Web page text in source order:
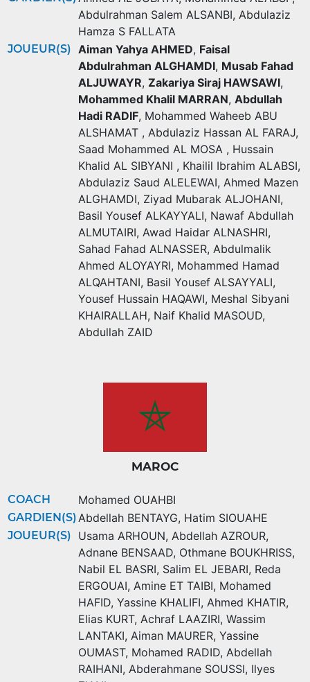
Abdulrahman Salem ALSANBI, Abdulaziz
Hamza S FALLATA
JOUEUR(S) Aiman Yahya AHMED, Faisal
Abdulrahman ALGHAMDI, Musab Fahad
ALJUWAYR, Zakariya Siraj HAWSAWI,
Mohammed Khalil MARRAN, Abdullah
Hadi RADIF, Mohammed Waheeb ABU
ALSHAMAT , Abdulaziz Hassan AL FARAJ,
Saad Mohammed AL MOSA , Hussain
Khalid AL SIBYANI , Khailil Ibrahim ALABSI,
Abdulaziz Saud ALELEWAI, Ahmed Mazen
ALGHAMDI, Ziyad Mubarak ALJOHANI,
Basil Yousef ALKAYYALI, Nawaf Abdullah
ALMUTAIRI, Awad Haidar ALNASHRI,
Sahad Fahad ALNASSER, Abdulmalik
Ahmed ALOYAYRI, Mohammed Hamad
ALQAHTANI, Basil Yousef ALSAYYALI,
Yousef Hussain HAQAWI, Meshal Sibyani
KHAIRALLAH, Naif Khalid MASOUD,
Abdullah ZAID
MAROC
COACH Mohamed OUAHBI
GARDIEN(S) Abdellah BENTAYG, Hatim SIOUAHE
JOUEUR(S) Usama ARHOUN, Abdellah AZROUR,
Adnane BENSAAD, Othmane BOUKHRISS,
Nabil EL BASRI, Salim EL JEBARI, Reda
ERGOUAI, Amine ET TAIBI, Mohamed
HAFID, Yassine KHALIFI, Ahmed KHATIR,
Elias KURT, Achraf LAAZIRI, Wassim
LANTAKI, Aiman MAURER, Yassine
OUMAST, Mohamed RADID, Abdellah
RAIHANI, Abderahmane SOUSSI, Ilyes